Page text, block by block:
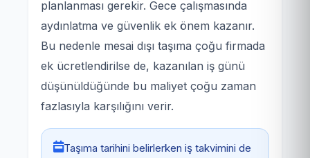
planlanması gerekir. Gece çalışmasında
aydınlatma ve güvenlik ek önem kazanır.
Bu nedenle mesai dışı taşıma çoğu firmada
ek ücretlendirilse de, kazanılan iş günü
düşünüldüğünde bu maliyet çoğu zaman
fazlasıyla karşılığını verir.
Taşıma tarihini belirlerken iş takvimini de